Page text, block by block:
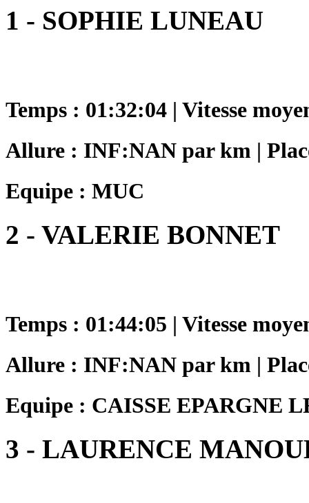
1 - SOPHIE LUNEAU
Temps : 01:32:04 | Vitesse
Allure : INF:NAN par km |
Equipe : MUC
2 - VALERIE BONNET
Temps : 01:44:05 | Vitesse
Allure : INF:NAN par km |
Equipe : CAISSE EPARGNE
3 - LAURENCE